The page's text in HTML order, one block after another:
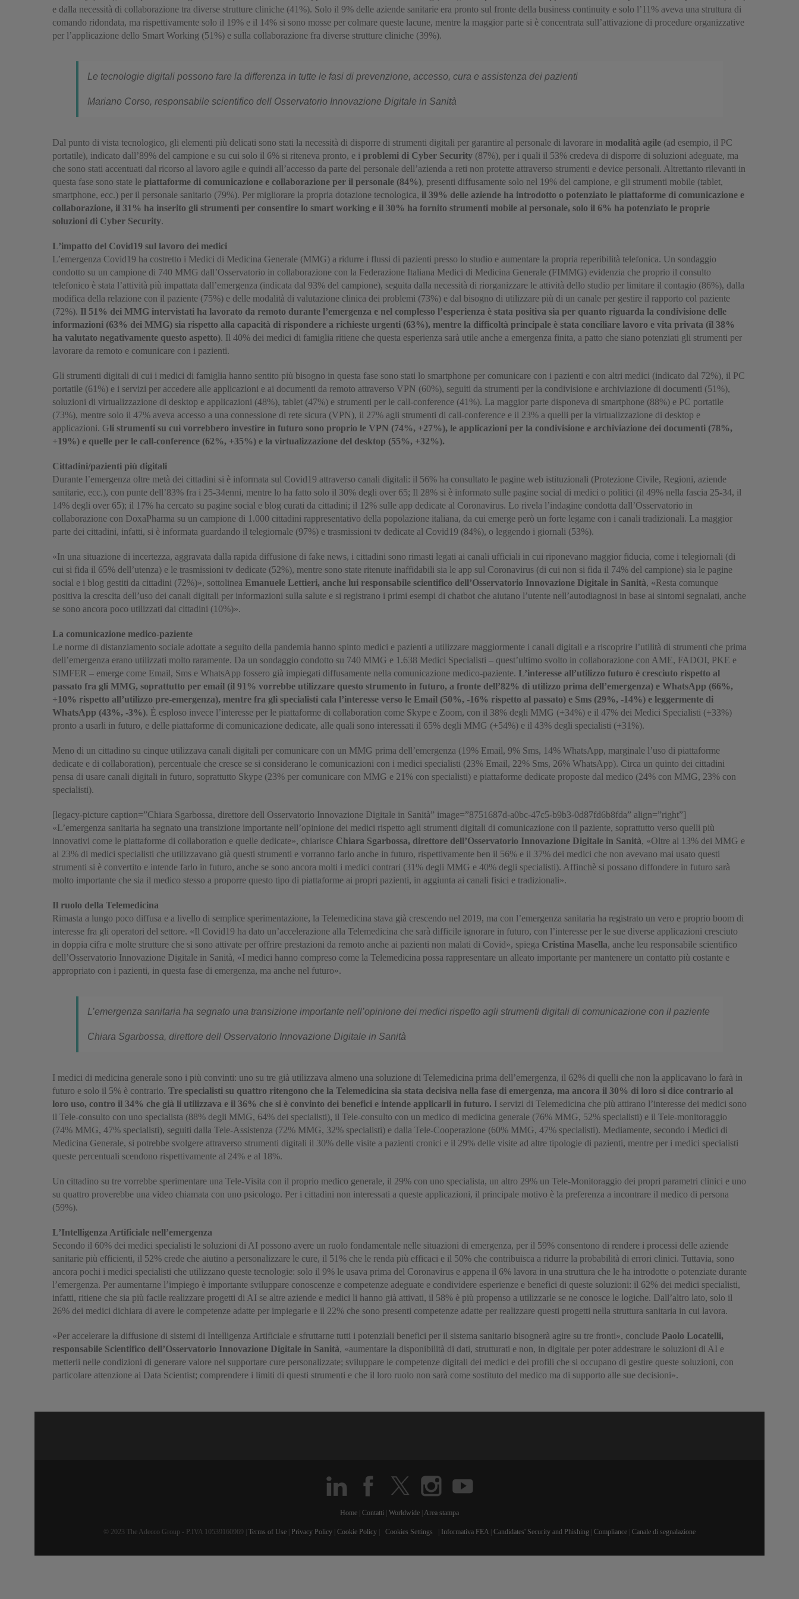
e dalla necessità di collaborazione tra diverse strutture cliniche (41%). Solo il 9% delle aziende sanitarie era pronto sul fronte della business continuity e solo l’11% aveva una struttura di
comando ridondata, ma rispettivamente solo il 19% e il 14% si sono mosse per colmare queste lacune, mentre la maggior parte si è concentrata sull’attivazione di procedure organizzative
per l’applicazione dello Smart Working (51%) e sulla collaborazione fra diverse strutture cliniche (39%).
Le tecnologie digitali possono fare la differenza in tutte le fasi di prevenzione, accesso, cura e assistenza dei pazienti
Mariano Corso, responsabile scientifico dell Osservatorio Innovazione Digitale in Sanità
Dal punto di vista tecnologico, gli elementi più delicati sono stati la necessità di disporre di strumenti digitali per garantire al personale di lavorare in modalità agile (ad esempio, il PC
portatile), indicato dall’89% del campione e su cui solo il 6% si riteneva pronto, e i problemi di Cyber Security (87%), per i quali il 53% credeva di disporre di soluzioni adeguate, ma
che sono stati accentuati dal ricorso al lavoro agile e quindi all’accesso da parte del personale dell’azienda a reti non protette attraverso strumenti e device personali. Altrettanto rilevanti in
questa fase sono state le piattaforme di comunicazione e collaborazione per il personale (84%), presenti diffusamente solo nel 19% del campione, e gli strumenti mobile (tablet,
smartphone, ecc.) per il personale sanitario (79%). Per migliorare la propria dotazione tecnologica, il 39% delle aziende ha introdotto o potenziato le piattaforme di comunicazione e
collaborazione, il 31% ha inserito gli strumenti per consentire lo smart working e il 30% ha fornito strumenti mobile al personale, solo il 6% ha potenziato le proprie
soluzioni di Cyber Security.
L’impatto del Covid19 sul lavoro dei medici
L’emergenza Covid19 ha costretto i Medici di Medicina Generale (MMG) a ridurre i flussi di pazienti presso lo studio e aumentare la propria reperibilità telefonica. Un sondaggio
condotto su un campione di 740 MMG dall’Osservatorio in collaborazione con la Federazione Italiana Medici di Medicina Generale (FIMMG) evidenzia che proprio il consulto
telefonico è stata l’attività più impattata dall’emergenza (indicata dal 93% del campione), seguita dalla necessità di riorganizzare le attività dello studio per limitare il contagio (86%), dalla
modifica della relazione con il paziente (75%) e delle modalità di valutazione clinica dei problemi (73%) e dal bisogno di utilizzare più di un canale per gestire il rapporto col paziente
(72%). Il 51% dei MMG intervistati ha lavorato da remoto durante l’emergenza e nel complesso l’esperienza è stata positiva sia per quanto riguarda la condivisione delle
informazioni (63% dei MMG) sia rispetto alla capacità di rispondere a richieste urgenti (63%), mentre la difficoltà principale è stata conciliare lavoro e vita privata (il 38%
ha valutato negativamente questo aspetto). Il 40% dei medici di famiglia ritiene che questa esperienza sarà utile anche a emergenza finita, a patto che siano potenziati gli strumenti per
lavorare da remoto e comunicare con i pazienti.
Gli strumenti digitali di cui i medici di famiglia hanno sentito più bisogno in questa fase sono stati lo smartphone per comunicare con i pazienti e con altri medici (indicato dal 72%), il PC
portatile (61%) e i servizi per accedere alle applicazioni e ai documenti da remoto attraverso VPN (60%), seguiti da strumenti per la condivisione e archiviazione di documenti (51%),
soluzioni di virtualizzazione di desktop e applicazioni (48%), tablet (47%) e strumenti per le call-conference (41%). La maggior parte disponeva di smartphone (88%) e PC portatile
(73%), mentre solo il 47% aveva accesso a una connessione di rete sicura (VPN), il 27% agli strumenti di call-conference e il 23% a quelli per la virtualizzazione di desktop e
applicazioni. Gli strumenti su cui vorrebbero investire in futuro sono proprio le VPN (74%, +27%), le applicazioni per la condivisione e archiviazione dei documenti (78%,
+19%) e quelle per le call-conference (62%, +35%) e la virtualizzazione del desktop (55%, +32%).
Cittadini/pazienti più digitali
Durante l’emergenza oltre metà dei cittadini si è informata sul Covid19 attraverso canali digitali: il 56% ha consultato le pagine web istituzionali (Protezione Civile, Regioni, aziende
sanitarie, ecc.), con punte dell’83% fra i 25-34enni, mentre lo ha fatto solo il 30% degli over 65; Il 28% si è informato sulle pagine social di medici o politici (il 49% nella fascia 25-34, il
14% degli over 65); il 17% ha cercato su pagine social e blog curati da cittadini; il 12% sulle app dedicate al Coronavirus. Lo rivela l’indagine condotta dall’Osservatorio in
collaborazione con DoxaPharma su un campione di 1.000 cittadini rappresentativo della popolazione italiana, da cui emerge però un forte legame con i canali tradizionali. La maggior
parte dei cittadini, infatti, si è informata guardando il telegiornale (97%) e trasmissioni tv dedicate al Covid19 (84%), o leggendo i giornali (53%).
«In una situazione di incertezza, aggravata dalla rapida diffusione di fake news, i cittadini sono rimasti legati ai canali ufficiali in cui riponevano maggior fiducia, come i telegiornali (di
cui si fida il 65% dell’utenza) e le trasmissioni tv dedicate (52%), mentre sono state ritenute inaffidabili sia le app sul Coronavirus (di cui non si fida il 74% del campione) sia le pagine
social e i blog gestiti da cittadini (72%)», sottolinea Emanuele Lettieri, anche lui responsabile scientifico dell’Osservatorio Innovazione Digitale in Sanità, «Resta comunque
positiva la crescita dell’uso dei canali digitali per informazioni sulla salute e si registrano i primi esempi di chatbot che aiutano l’utente nell’autodiagnosi in base ai sintomi segnalati, anche
se sono ancora poco utilizzati dai cittadini (10%)».
La comunicazione medico-paziente
Le norme di distanziamento sociale adottate a seguito della pandemia hanno spinto medici e pazienti a utilizzare maggiormente i canali digitali e a riscoprire l’utilità di strumenti che prima
dell’emergenza erano utilizzati molto raramente. Da un sondaggio condotto su 740 MMG e 1.638 Medici Specialisti – quest’ultimo svolto in collaborazione con AME, FADOI, PKE e
SIMFER – emerge come Email, Sms e WhatsApp fossero già impiegati diffusamente nella comunicazione medico-paziente. L’interesse all’utilizzo futuro è cresciuto rispetto al
passato fra gli MMG, soprattutto per email (il 91% vorrebbe utilizzare questo strumento in futuro, a fronte dell’82% di utilizzo prima dell’emergenza) e WhatsApp (66%,
+10% rispetto all’utilizzo pre-emergenza), mentre fra gli specialisti cala l’interesse verso le Email (50%, -16% rispetto al passato) e Sms (29%, -14%) e leggermente di
WhatsApp (43%, -3%). È esploso invece l’interesse per le piattaforme di collaboration come Skype e Zoom, con il 38% degli MMG (+34%) e il 47% dei Medici Specialisti (+33%)
pronto a usarli in futuro, e delle piattaforme di comunicazione dedicate, alle quali sono interessati il 65% degli MMG (+54%) e il 43% degli specialisti (+31%).
Meno di un cittadino su cinque utilizzava canali digitali per comunicare con un MMG prima dell’emergenza (19% Email, 9% Sms, 14% WhatsApp, marginale l’uso di piattaforme
dedicate e di collaboration), percentuale che cresce se si considerano le comunicazioni con i medici specialisti (23% Email, 22% Sms, 26% WhatsApp). Circa un quinto dei cittadini
pensa di usare canali digitali in futuro, soprattutto Skype (23% per comunicare con MMG e 21% con specialisti) e piattaforme dedicate proposte dal medico (24% con MMG, 23% con
specialisti).
[legacy-picture caption=”Chiara Sgarbossa, direttore dell Osservatorio Innovazione Digitale in Sanità” image=”8751687d-a0bc-47c5-b9b3-0d87fd6b8fda” align=”right”]
«L’emergenza sanitaria ha segnato una transizione importante nell’opinione dei medici rispetto agli strumenti digitali di comunicazione con il paziente, soprattutto verso quelli più
innovativi come le piattaforme di collaboration e quelle dedicate», chiarisce Chiara Sgarbossa, direttore dell’Osservatorio Innovazione Digitale in Sanità, «Oltre al 13% dei MMG e
al 23% di medici specialisti che utilizzavano già questi strumenti e vorranno farlo anche in futuro, rispettivamente ben il 56% e il 37% dei medici che non avevano mai usato questi
strumenti si è convertito e intende farlo in futuro, anche se sono ancora molti i medici contrari (31% degli MMG e 40% degli specialisti). Affinchè si possano diffondere in futuro sarà
molto importante che sia il medico stesso a proporre questo tipo di piattaforme ai propri pazienti, in aggiunta ai canali fisici e tradizionali».
Il ruolo della Telemedicina
Rimasta a lungo poco diffusa e a livello di semplice sperimentazione, la Telemedicina stava già crescendo nel 2019, ma con l’emergenza sanitaria ha registrato un vero e proprio boom di
interesse fra gli operatori del settore. «Il Covid19 ha dato un’accelerazione alla Telemedicina che sarà difficile ignorare in futuro, con l’interesse per le sue diverse applicazioni cresciuto
in doppia cifra e molte strutture che si sono attivate per offrire prestazioni da remoto anche ai pazienti non malati di Covid», spiega Cristina Masella, anche leu responsabile scientifico
dell’Osservatorio Innovazione Digitale in Sanità, «I medici hanno compreso come la Telemedicina possa rappresentare un alleato importante per mantenere un contatto più costante e
appropriato con i pazienti, in questa fase di emergenza, ma anche nel futuro».
L’emergenza sanitaria ha segnato una transizione importante nell’opinione dei medici rispetto agli strumenti digitali di comunicazione con il paziente
Chiara Sgarbossa, direttore dell Osservatorio Innovazione Digitale in Sanità
I medici di medicina generale sono i più convinti: uno su tre già utilizzava almeno una soluzione di Telemedicina prima dell’emergenza, il 62% di quelli che non la applicavano lo farà in
futuro e solo il 5% è contrario. Tre specialisti su quattro ritengono che la Telemedicina sia stata decisiva nella fase di emergenza, ma ancora il 30% di loro si dice contrario al
loro uso, contro il 34% che già li utilizzava e il 36% che si è convinto dei benefici e intende applicarli in futuro. I servizi di Telemedicina che più attirano l’interesse dei medici sono
il Tele-consulto con uno specialista (88% degli MMG, 64% dei specialisti), il Tele-consulto con un medico di medicina generale (76% MMG, 52% specialisti) e il Tele-monitoraggio
(74% MMG, 47% specialisti), seguiti dalla Tele-Assistenza (72% MMG, 32% specialisti) e dalla Tele-Cooperazione (60% MMG, 47% specialisti). Mediamente, secondo i Medici di
Medicina Generale, si potrebbe svolgere attraverso strumenti digitali il 30% delle visite a pazienti cronici e il 29% delle visite ad altre tipologie di pazienti, mentre per i medici specialisti
queste percentuali scendono rispettivamente al 24% e al 18%.
Un cittadino su tre vorrebbe sperimentare una Tele-Visita con il proprio medico generale, il 29% con uno specialista, un altro 29% un Tele-Monitoraggio dei propri parametri clinici e uno
su quattro proverebbe una video chiamata con uno psicologo. Per i cittadini non interessati a queste applicazioni, il principale motivo è la preferenza a incontrare il medico di persona
(59%).
L’Intelligenza Artificiale nell’emergenza
Secondo il 60% dei medici specialisti le soluzioni di AI possono avere un ruolo fondamentale nelle situazioni di emergenza, per il 59% consentono di rendere i processi delle aziende
sanitarie più efficienti, il 52% crede che aiutino a personalizzare le cure, il 51% che le renda più efficaci e il 50% che contribuisca a ridurre la probabilità di errori clinici. Tuttavia, sono
ancora pochi i medici specialisti che utilizzano queste tecnologie: solo il 9% le usava prima del Coronavirus e appena il 6% lavora in una struttura che le ha introdotte o potenziate durante
l’emergenza. Per aumentarne l’impiego è importante sviluppare conoscenze e competenze adeguate e condividere esperienze e benefici di queste soluzioni: il 62% dei medici specialisti,
infatti, ritiene che sia più facile realizzare progetti di AI se altre aziende e medici li hanno già attivati, il 58% è più propenso a utilizzarle se ne conosce le logiche. Dall’altro lato, solo il
26% dei medici dichiara di avere le competenze adatte per impiegarle e il 22% che sono presenti competenze adatte per realizzare questi progetti nella struttura sanitaria in cui lavora.
«Per accelerare la diffusione di sistemi di Intelligenza Artificiale e sfruttarne tutti i potenziali benefici per il sistema sanitario bisognerà agire su tre fronti», conclude Paolo Locatelli,
responsabile Scientifico dell’Osservatorio Innovazione Digitale in Sanità, «aumentare la disponibilità di dati, strutturati e non, in digitale per poter addestrare le soluzioni di AI e
metterli nelle condizioni di generare valore nel supportare cure personalizzate; sviluppare le competenze digitali dei medici e dei profili che si occupano di gestire queste soluzioni, con
particolare attenzione ai Data Scientist; comprendere i limiti di questi strumenti e che il loro ruolo non sarà come sostituto del medico ma di supporto alle sue decisioni».
Home Contatti Worldwide Area stampa
© 2023 The Adecco Group - P.IVA 10539160969 | Terms of Use Privacy Policy Cookie Policy Cookies Settings Informativa FEA Candidates' Security and Phishing Compliance Canale di segnalazione